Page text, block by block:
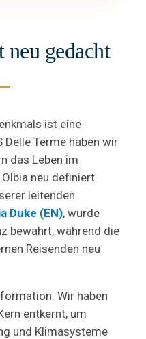
gedacht
ist eine
Delle Termehaben wir
das Leben im
neu definiert.
leitenden
Duke (EN), wurde
bewahrt, während die
Reisenden neu
Wir haben
entkernt, um
und Klimasysteme